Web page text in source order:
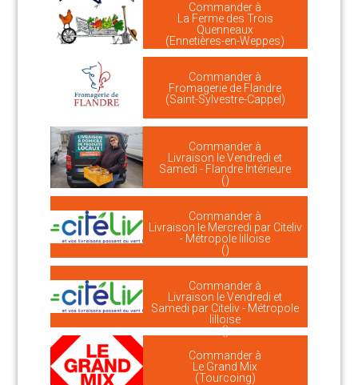
Commander à
La Ferme des Trois
Quenneaux
(Ennetières-en-Weppes)
Commander à
Fromagerie de Flandre
(Saint-Sylvestre-Cappel)
Commander à
Livraison le Vendredi et
Samedi - Flandre Intérieure
()
Commander à
Livraison le Mercredi par Citeliv
- Métropole lilloise
()
Commander à
Livraison le Vendredi et
Samedi par Citeliv - Métropole
lilloise
()
Commander à
Le Grand Mix
(Tourcoing)